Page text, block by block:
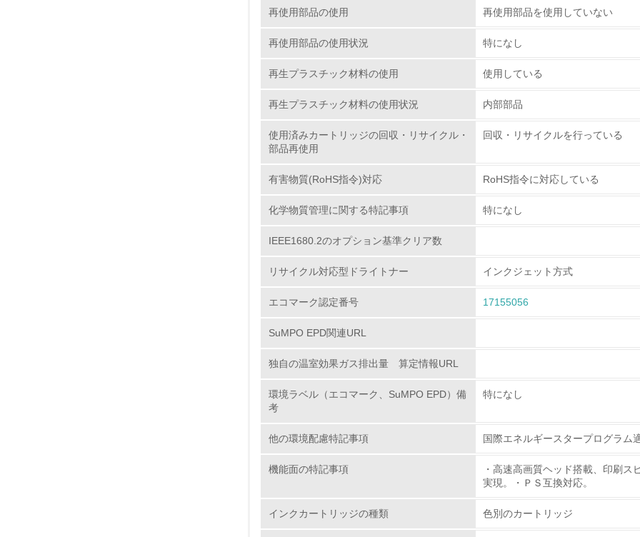
資源・エネルギー
13. <L1> グリーン購入の取り組み方針を有し、グリーン購入を行っ
14. <L2> 購入している製品・サービスの量と種類を把握し、具体的
16. <L2> 環境負荷ができるだけ小さい物流を行っている
化学物質
非該当（化学物質を使用していない）
再使用部品の使用 再使用部品を使用していない
再使用部品の使用状況 特になし
再生プラスチック材料の使用 使用している
再生プラスチック材料の使用状況 内部部品
使用済みカートリッジの回収・リサイクル・
部品再使用
回収・リサイクルを行っている
有害物質(RoHS指令)対応 RoHS指令に対応している
化学物質管理に関する特記事項 特になし
IEEE1680.2のオプション基準クリア数
リサイクル対応型ドライトナー インクジェット方式
エコマーク認定番号 17155056
SuMPO EPD関連URL
独自の温室効果ガス排出量 算定情報URL
環境ラベル（エコマーク、SuMPO EPD）備
考
特になし
他の環境配慮特記事項 国際エネルギースタープログラム
機能面の特記事項
・高速高画質ヘッド搭載、印刷
実現。・ＰＳ互換対応。
インクカートリッジの種類 色別のカートリッジ